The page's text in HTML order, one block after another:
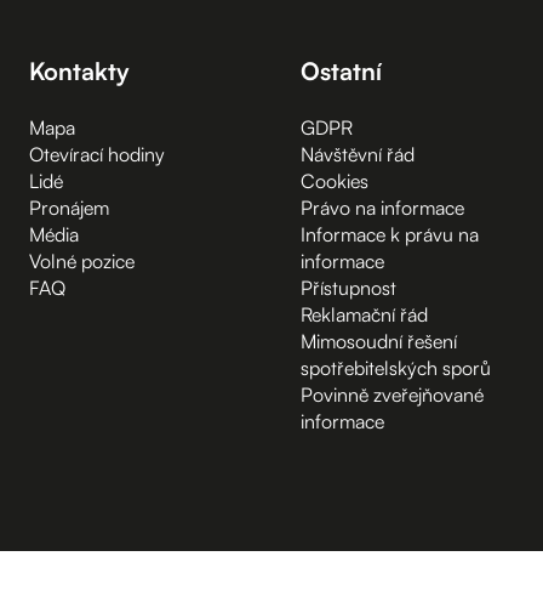
Kontakty
Mapa
Otevírací hodiny
Lidé
Pronájem
Média
Volné pozice
FAQ
Ostatní
GDPR
Návštěvní řád
Cookies
Právo na informace
Informace k právu na
informace
Přístupnost
Reklamační řád
Mimosoudní řešení
spotřebitelských sporů
Povinně zveřejňované
informace